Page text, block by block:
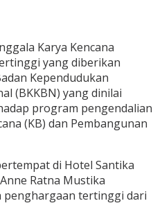
Karya Kencana
yang diberikan
Kependudukan
(BKKBN) yang dinilai
program pengendalian
(KB) dan Pembangunan
di Hotel Santika
Ratna Mustika
penghargaan tertinggi dari